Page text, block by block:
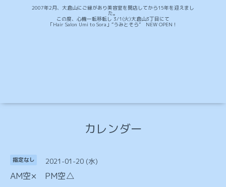
2007年2月、大倉山にご縁があり美容室を開店してから15年を迎えまし
た。
この度、心機一転移転し 3/1(火)大倉山3丁目にて
「Hair Salon Umi to Sora」“うみとそら” NEW OPEN！
カレンダー
指定なし 2021-01-20 (水)
AM空× PM空△